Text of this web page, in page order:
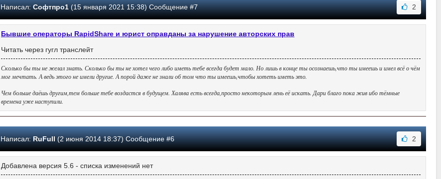
Написал: Софтпро1(15 января 2021 15:38) Сообщение #7 2
Бывшие операторы RapidShare и юрист оправданы за нарушение авторских прав
Читать через гугл транслейт
Сколько бы ты не желал знать. Сколько бы ты не хотел чего либо иметь тебе всегда будет мало. Но лишь в конце ты осознаешь,что ты имеешь и имел всё о чём
мог мечтать. А ведь этого не имели другие. А порой даже не знали об том что ты имеешь,чтобы хотеть иметь это.
Чем больше даёшь другим,тем больше тебе воздастся в будущем. Халява есть всегда,просто некоторым лень её искать. Дари благо пока жив ибо тёмные
времена уже наступили.
Написал: RuFull(2 июня 2014 18:37) Сообщение #6 2
Добавлена версия 5.6 - списка изменений нет